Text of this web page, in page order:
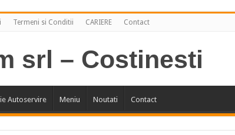
Termeni si Conditii CARIERE Contact
Autoservire Meniu Noutati Contact